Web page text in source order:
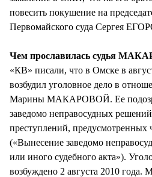
повесить покушение на
Первомайского суда Сергея
Чем прославилась судья
«КВ» писали, что в Омске в
возбудил уголовное дело в
Марины МАКАРОВОЙ. Ее
заведомо неправосудных
преступлений,
(«Вынесение заведомо
или иного судебного акта»).
возбуждено 2 августа 2010